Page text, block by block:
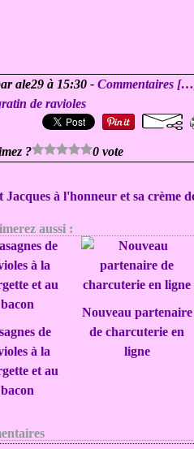
ale29 à 15:30 - Commentaires […
de ravioles
? 0 vote
aussi :
de
à la
et au
bacon
Nouveau partenaire
de charcuterie en
ligne